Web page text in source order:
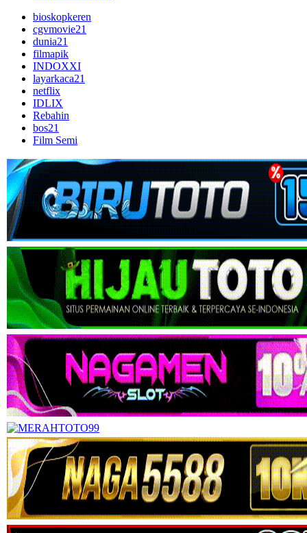
bioskopkeren
cgvmovie21
dunia21
filmapik
INDOXXI
layarkaca21
netflix
IDLIX
Rebahin
bos21
Film Semi